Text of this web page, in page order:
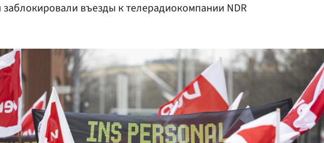
въезды к телерадиокомпании NDR